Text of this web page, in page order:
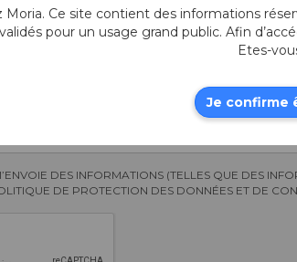
DES INFORMATIONS (TELLES QUE DES
DE PROTECTION DES DONNÉES ET DE
Moria. Ce site contient des informations
pour un usage grand public. Afin
Etes-
Je confirme